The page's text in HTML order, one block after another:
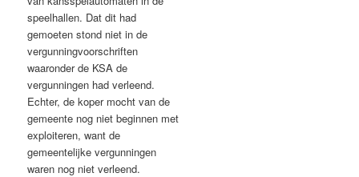
speelhallen. Dat dit had
gemoeten stond niet in de
vergunningvoorschriften
waaronder de KSA de
vergunningen had verleend.
Echter, de koper mocht van de
gemeente nog niet beginnen met
exploiteren, want de
gemeentelijke vergunningen
waren nog niet verleend.